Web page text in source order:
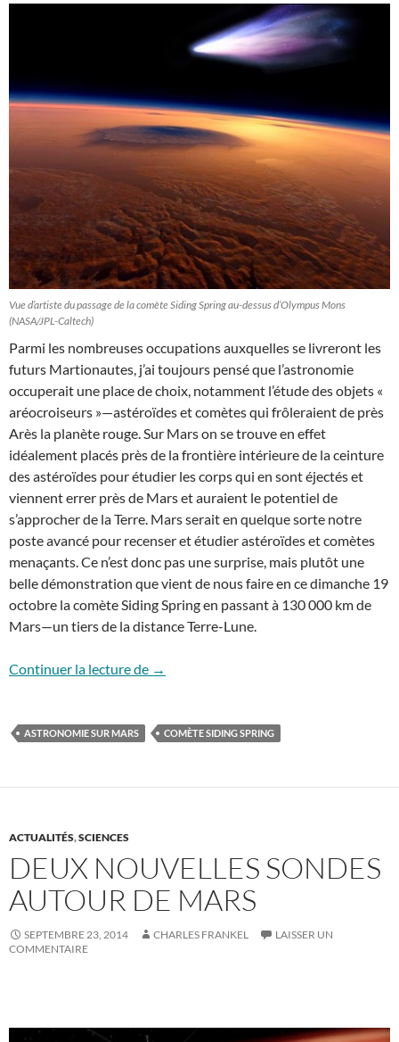
Vue d’artiste du passage de la comète Siding Spring au-dessus d’Olympus Mons
(NASA/JPL-Caltech)
Parmi les nombreuses occupations auxquelles se livreront les
futurs Martionautes, j’ai toujours pensé que l’astronomie
occuperait une place de choix, notamment l’étude des objets «
aréocroiseurs »—astéroïdes et comètes qui frôleraient de près
Arès la planète rouge. Sur Mars on se trouve en effet
idéalement placés près de la frontière intérieure de la ceinture
des astéroïdes pour étudier les corps qui en sont éjectés et
viennent errer près de Mars et auraient le potentiel de
s’approcher de la Terre. Mars serait en quelque sorte notre
poste avancé pour recenser et étudier astéroïdes et comètes
menaçants. Ce n’est donc pas une surprise, mais plutôt une
belle démonstration que vient de nous faire en ce dimanche 19
octobre la comète Siding Spring en passant à 130 000 km de
Mars—un tiers de la distance Terre-Lune.
Continuer la lecture de La comète qui a frôlé Mars
→
ASTRONOMIE SUR MARS COMÈTE SIDING SPRING
ACTUALITÉS,SCIENCES
DEUX NOUVELLES SONDES
AUTOUR DE MARS
SEPTEMBRE 23, 2014 CHARLES FRANKEL
LAISSER UN
COMMENTAIRE